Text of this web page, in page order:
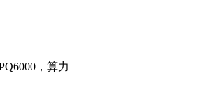
，算力